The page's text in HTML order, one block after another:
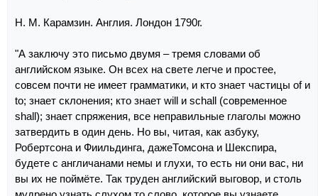
Н. М. Карамзин. Англия. Лондон 1790г.
"А заключу это письмо двумя – тремя словами об
английском языке. Он всех на свете легче и простее,
совсем почти не имеет грамматики, и кто знает частицы оf и
to; знает склонения; кто знает will и schall (современное
shall); знает спряжения, все неправильные глаголы можно
затвердить в один день. Но вы, читая, как азбуку,
Робертсона и Фиильдинга, дажеТомсона и Шекспира,
будете с англичанами немы и глухи, то есть ни они вас, ни
вы их не поймёте. Так труден английский выговор, и столь